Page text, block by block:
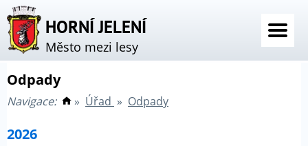
HORNÍ JELENÍ
Město mezi lesy
Odpady
Navigace: » Úřad » Odpady
2026